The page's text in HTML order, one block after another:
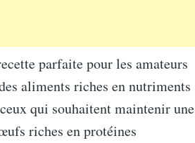
parfaite pour les amateurs
aliments riches en nutriments
qui souhaitent maintenir une
riches en protéines